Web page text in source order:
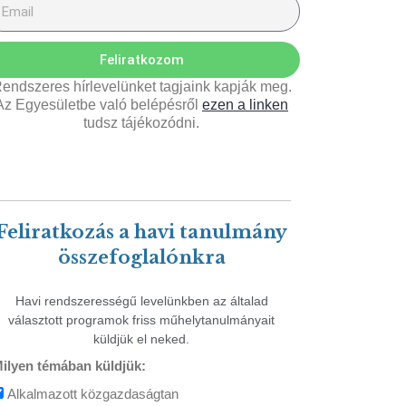
Feliratkozom
hírlevelünket tagjaink kapják meg.
Egyesületbe való belépésről ezen a linken
tudsz tájékozódni.
a havi tanulmány
összefoglalónkra
Havi rendszerességű levelünkben az általad
választott programok friss műhelytanulmányait
küldjük el neked.
témában küldjük:
Alkalmazott közgazdaságtan